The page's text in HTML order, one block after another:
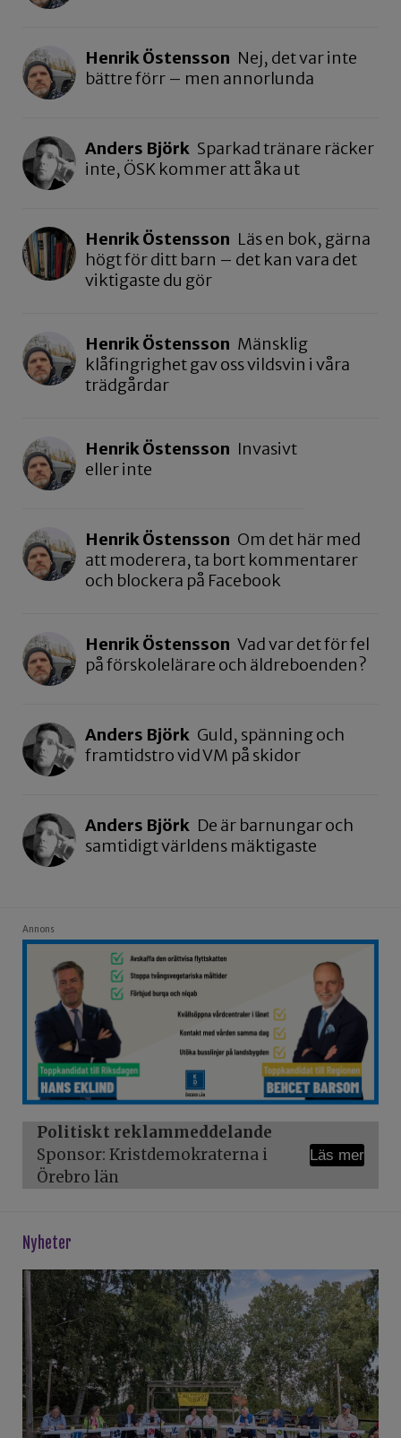
Henrik Östensson Nej, det var inte
bättre förr – men annorlunda
Anders Björk Sparkad tränare räcker
inte, ÖSK kommer att åka ut
Henrik Östensson Läs en bok, gärna
högt för ditt barn – det kan vara det
viktigaste du gör
Henrik Östensson Mänsklig
klåfingrighet gav oss vildsvin i våra
trädgårdar
Henrik Östensson Invasivt
eller inte
Henrik Östensson Om det här med
att moderera, ta bort kommentarer
och blockera på Facebook
Henrik Östensson Vad var det för fel
på förskolelärare och äldreboenden?
Anders Björk Guld, spänning och
framtidstro vid VM på skidor
Anders Björk De är barnungar och
samtidigt världens mäktigaste
Annons
Politiskt reklammeddelande
Sponsor: Kristdemokraterna i
Örebro län
Läs mer
Nyheter